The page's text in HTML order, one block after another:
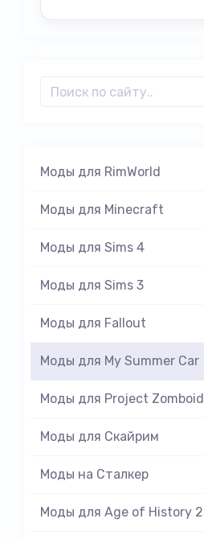
Моды для RimWorld
Моды для Minecraft
Моды для Sims 4
Моды для Sims 3
Моды для Fallout
Моды для My Summer Car
Моды для Project Zomboid
Моды для Скайрим
Моды на Cталкер
Моды для Age of History 2